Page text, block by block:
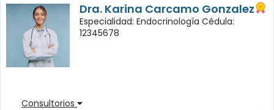
Dra. Karina Carcamo Gonzalez
Especialidad: Endocrinología Cédula:
12345678
Consultorios